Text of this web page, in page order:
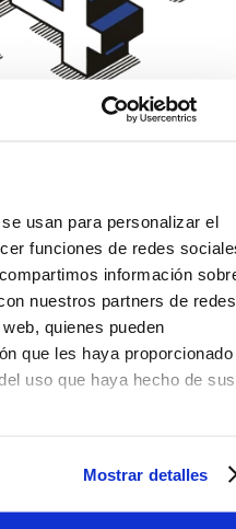
usan para personalizar el
funciones de redes
información
nuestros partners de redes
quienes pueden
que les haya proporcionado
uso que haya hecho de sus
Mostrar detalles
que estas
los carácteres en el
de nuestras